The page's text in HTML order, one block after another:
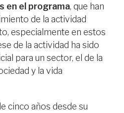
en el programa, que han
de la actividad
especialmente en estos
de la actividad ha sido
para un sector, el de la
y la vida
cinco años desde su